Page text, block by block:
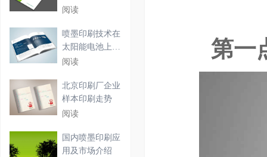
第一点
阅读
喷墨印刷技术在
太阳能电池上的
应用
阅读
北京印刷厂企业
样本印刷走势
阅读
国内喷墨印刷应
用及市场介绍